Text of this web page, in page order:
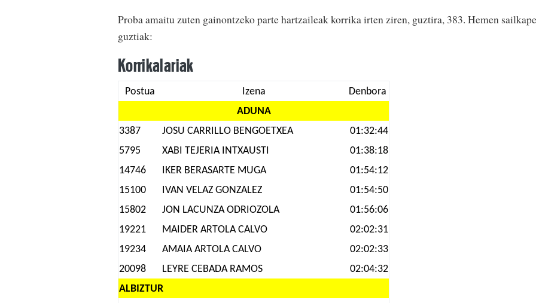
Proba amaitu zuten gainontzeko parte hartzaileak korrika irten ziren, guztira, 383. Hemen
guztiak:
Korrikalariak
Postua Izena
Denbora
ADUNA
3387
JOSU CARRILLO BENGOETXEA
01:32:44
5795
XABI TEJERIA INTXAUSTI
01:38:18
14746
IKER BERASARTE MUGA
01:54:12
15100
IVAN VELAZ GONZALEZ
01:54:50
15802
JON LACUNZA ODRIOZOLA
01:56:06
19221
MAIDER ARTOLA CALVO
02:02:31
19234
AMAIA ARTOLA CALVO
02:02:33
20098
LEYRE CEBADA RAMOS
02:04:32
ALBIZTUR